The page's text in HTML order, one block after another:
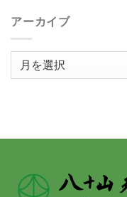
アーカイブ